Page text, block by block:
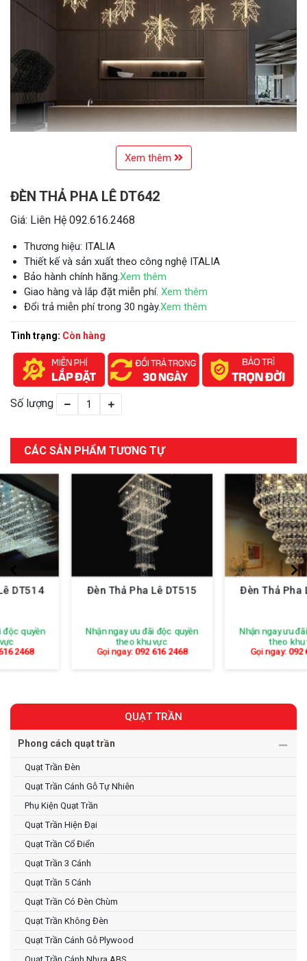
Xem thêm
ĐÈN THẢ PHA LÊ DT642
Giá: Liên Hệ 092.616.2468
Thương hiệu: ITALIA
Thiết kế và sản xuất theo công nghệ ITALIA
Bảo hành chính hãng.Xem thêm
Giao hàng và lắp đặt miễn phí. Xem thêm
Đổi trả miễn phí trong 30 ngày.Xem thêm
Tình trạng: Còn hàng
Số lượng
CÁC SẢN PHẨM TƯƠNG TỰ
Đèn Thả Pha Lê DT515
Nhận ngay ưu đãi độc quyền
Gọi ngay:
092 616 2468
Đèn Thả Pha Lê DT516
Nhận ngay ưu đãi độc quyền
Gọi ngay:
092 616 2468
QUẠT TRẦN
Phong cách quạt trần
Quạt Trần Đèn
Quạt Trần Cánh Gỗ Tự Nhiên
Phụ Kiện Quạt Trần
Quạt Trần Hiện Đại
Quạt Trần Cổ Điển
Quạt Trần 3 Cánh
Quạt Trần 5 Cánh
Quạt Trần Có Đèn Chùm
Quạt Trần Không Đèn
Quạt Trần Cánh Gỗ Plywood